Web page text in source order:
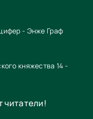
- Энже Граф
княжества 14 -
читатели!